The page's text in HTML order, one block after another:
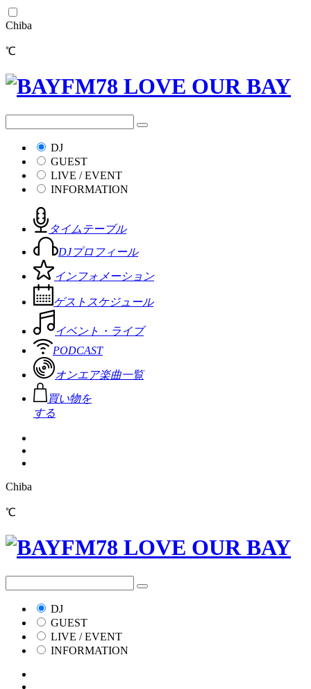
Chiba
℃
DJ
GUEST
LIVE / EVENT
INFORMATION
タイムテーブル
DJプロフィール
インフォメーション
ゲストスケジュール
イベント・ライブ
PODCAST
オンエア楽曲一覧
買い物を
する
Chiba
℃
DJ
GUEST
LIVE / EVENT
INFORMATION